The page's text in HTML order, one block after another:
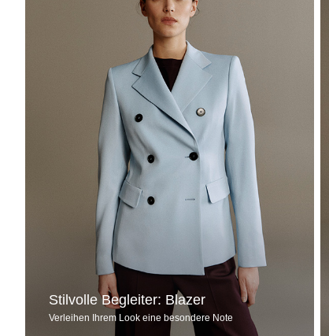
Stilvolle Begleiter: Blazer
Verleihen Ihrem Look eine besondere Note